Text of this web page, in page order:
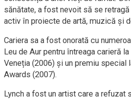
sănătate, a fost nevoit să se
activ în proiecte de artă, muzică și
Cariera sa a fost onorată cu
Leu de Aur pentru întreaga carieră
Veneția (2006) și un premiu special
Awards (2007).
Lynch a fost un artist care a